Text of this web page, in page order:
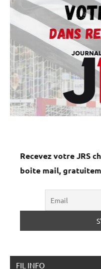
Recevez votre JRS
boite mail,
FIL INFO